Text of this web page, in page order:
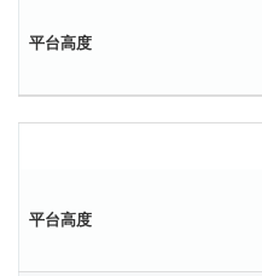
平台高度
平台高度